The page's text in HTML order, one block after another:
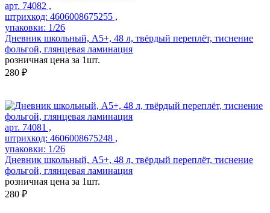
арт. 74082 ,
штрихкод: 4606008675255 ,
упаковки: 1/26
Дневник школьный, А5+, 48 л, твёрдый переплёт, тиснение
фольгой, глянцевая ламинация
розничная цена за 1шт.
280 ₽
арт. 74081 ,
штрихкод: 4606008675248 ,
упаковки: 1/26
Дневник школьный, А5+, 48 л, твёрдый переплёт, тиснение
фольгой, глянцевая ламинация
розничная цена за 1шт.
280 ₽